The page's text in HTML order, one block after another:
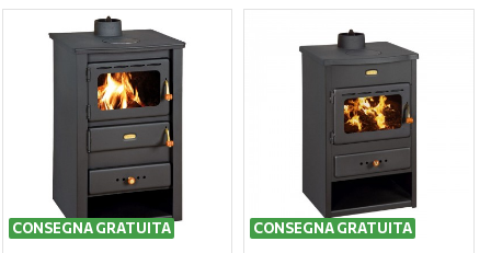
CONSEGNA GRATUITA CONSEGNA GRATUITA